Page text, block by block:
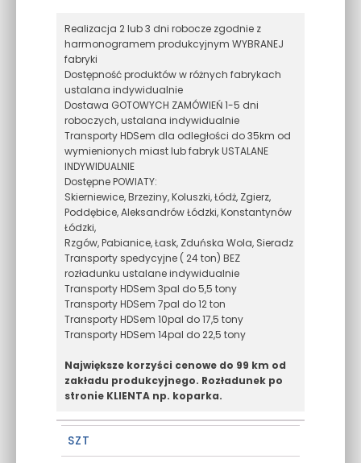
Realizacja 2 lub 3 dni robocze zgodnie z
harmonogramem produkcyjnym WYBRANEJ
fabryki
Dostępność produktów w różnych fabrykach
ustalana indywidualnie
Dostawa GOTOWYCH ZAMÓWIEŃ 1-5 dni
roboczych, ustalana indywidualnie
Transporty HDSem dla odległości do 35km od
wymienionych miast lub fabryk USTALANE
INDYWIDUALNIE
Dostępne POWIATY:
Skierniewice, Brzeziny, Koluszki, Łódż, Zgierz,
Poddębice, Aleksandrów Łódzki, Konstantynów
Łódzki,
Rzgów, Pabianice, Łask, Zduńska Wola, Sieradz
Transporty spedycyjne ( 24 ton) BEZ
rozładunku ustalane indywidualnie
Transporty HDSem 3pal do 5,5 tony
Transporty HDSem 7pal do 12 ton
Transporty HDSem 10pal do 17,5 tony
Transporty HDSem 14pal do 22,5 tony
Największe korzyści cenowe do 99 km od
zakładu produkcyjnego. Rozładunek po
stronie KLIENTA np. koparka.
SZT